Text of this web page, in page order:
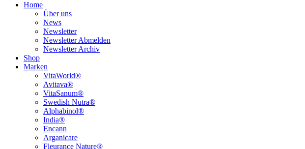
Home
Über uns
News
Newsletter
Newsletter Abmelden
Newsletter Archiv
Shop
Marken
VitaWorld®
Avitava®
VitaSanum®
Swedish Nutra®
Alphabinol®
India®
Encann
Arganicare
Fleurance Nature®